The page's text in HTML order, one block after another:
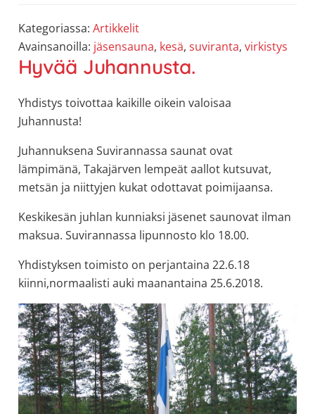
Kategoriassa: Artikkelit
Avainsanoilla: jäsensauna, kesä, suviranta, virkistys
Hyvää Juhannusta.
Yhdistys toivottaa kaikille oikein valoisaa
Juhannusta!
Juhannuksena Suvirannassa saunat ovat
lämpimänä, Takajärven lempeät aallot kutsuvat,
metsän ja niittyjen kukat odottavat poimijaansa.
Keskikesän juhlan kunniaksi jäsenet saunovat ilman
maksua. Suvirannassa lipunnosto klo 18.00.
Yhdistyksen toimisto on perjantaina 22.6.18
kiinni,normaalisti auki maanantaina 25.6.2018.